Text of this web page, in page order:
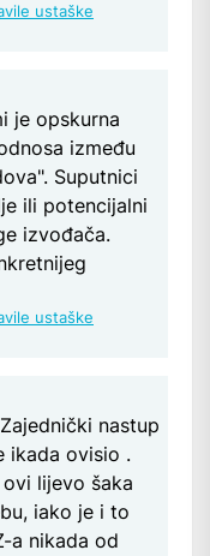
ustaške
je opskurna
između
Suputnici
ili potencijalni
izvođača.
ustaške
nastup
ikada ovisio .
lijevo šaka
iako je i to
a nikada od